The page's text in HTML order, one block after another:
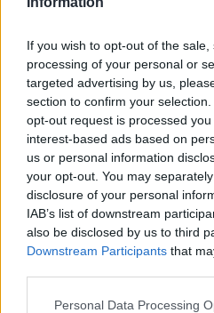
If you wish to opt-out of the
processing of your personal or
targeted advertising by us,
section to confirm your
opt-out request is processed
interest-based ads based on
us or personal information
your opt-out. You may
disclosure of your personal
IAB’s list of downstream
also be disclosed by us to third
Downstream Participants that
Personal Data Processing
ΠΟΛΙΤΙΚΗ
Δήμος Εορδαίας: Η
επανεκκίνηση στην
ΕΥΔΑΜ επιταχύνει τη
Μετάβαση
24/07/2026 - 13:20